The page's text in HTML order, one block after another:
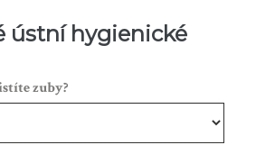
ústní hygienické
zuby?